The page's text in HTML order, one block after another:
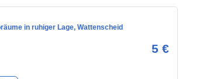
in ruhiger Lage, Wattenscheid
5 €